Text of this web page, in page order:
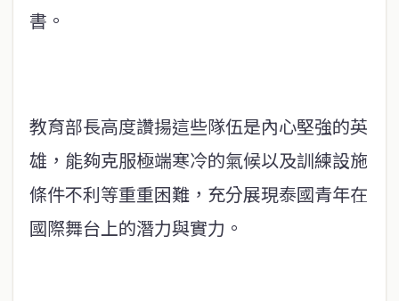
書。
教育部長高度讚揚這些隊伍是內心堅強的英
雄，能夠克服極端寒冷的氣候以及訓練設施
條件不利等重重困難，充分展現泰國青年在
國際舞台上的潛力與實力。